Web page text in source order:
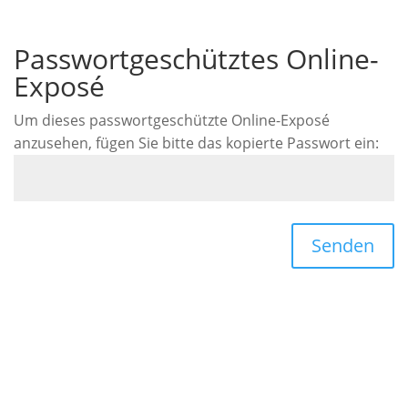
Passwortgeschütztes Online-
Exposé
Um dieses passwortgeschützte Online-Exposé
anzusehen, fügen Sie bitte das kopierte Passwort ein:
Senden